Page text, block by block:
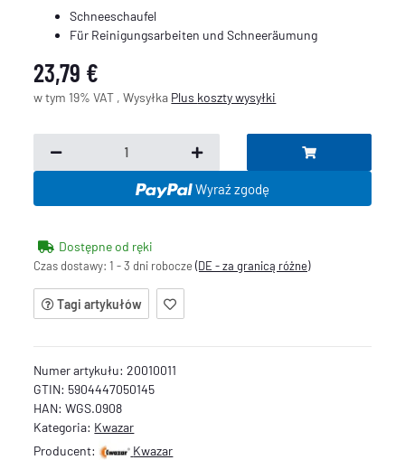
Schneeschaufel
Für Reinigungsarbeiten und Schneeräumung
23,79 €
w tym 19% VAT , Wysyłka Plus koszty wysyłki
Wyraź zgodę
Dostępne od ręki
Czas dostawy:1 - 3 dni robocze(DE - za granicą różne)
Tagi artykułów
Numer artykułu:20010011
GTIN: 5904447050145
HAN: WGS.0908
Kategoria: Kwazar
Producent:
Kwazar